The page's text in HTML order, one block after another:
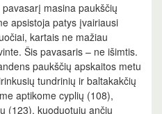
masina paukščių
apsistoja patys įvairiausi
kartais ne mažiau
Šis pavasaris – ne išimtis.
paukščių apskaitos metu
tundrinių ir baltakakčių
aptikome cyplių (108),
(123), kuoduotųjų ančių